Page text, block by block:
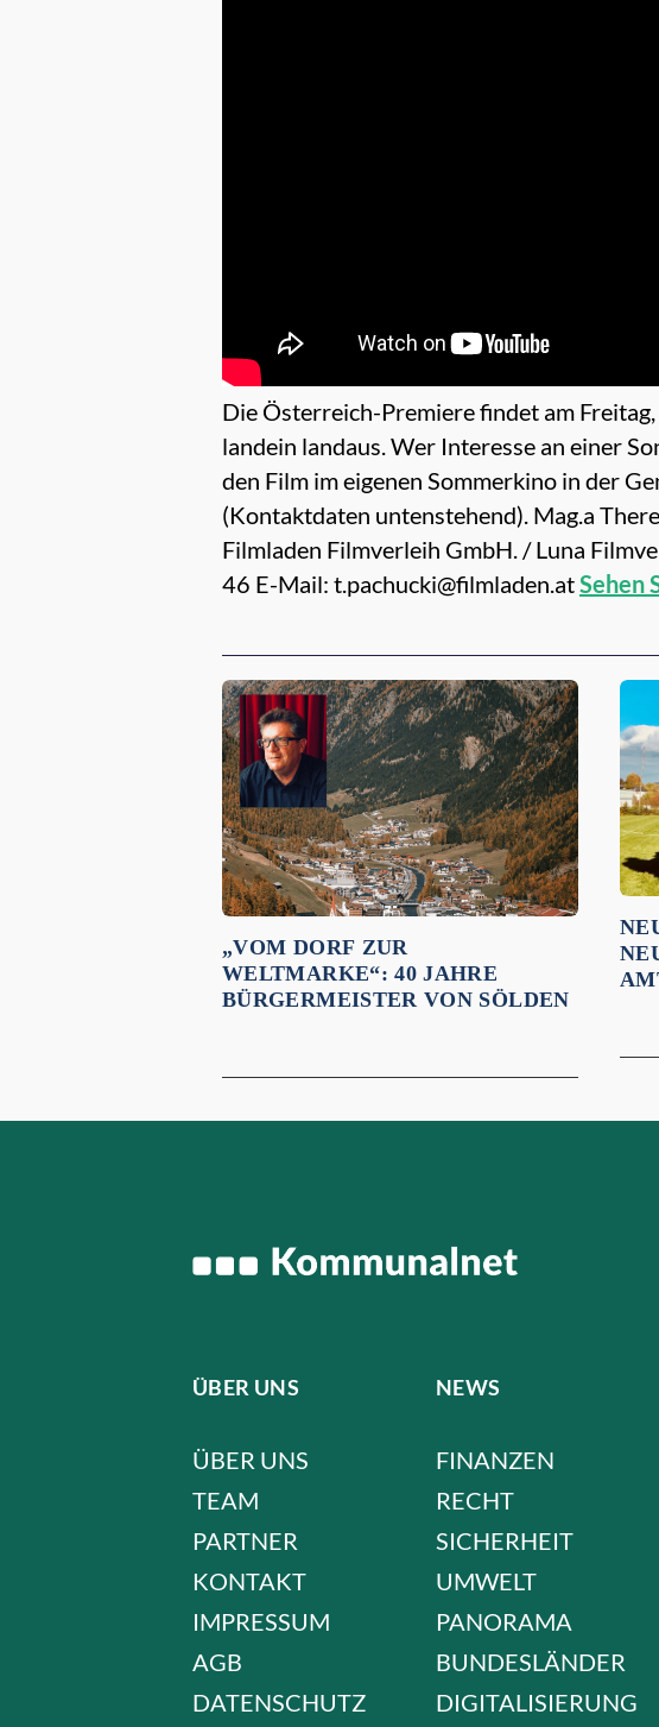
Die Österreich-Premiere findet am
landein landaus. Wer Interesse an einer
den Film im eigenen Sommerkino in der
(Kontaktdaten untenstehend). Mag.a
Filmladen Filmverleih GmbH. / Luna
46 E-Mail: t.pachucki@filmladen.atSehen
Empfehlungen für dich:
„VOM DORF ZUR
WELTMARKE“: 40 JAHRE
BÜRGERMEISTER VON SÖLDEN
ÜBER UNS
ÜBER UNS
TEAM
PARTNER
KONTAKT
IMPRESSUM
AGB
DATENSCHUTZ
NEWS
FINANZEN
RECHT
SICHERHEIT
UMWELT
PANORAMA
BUNDESLÄNDER
DIGITALISIERUNG